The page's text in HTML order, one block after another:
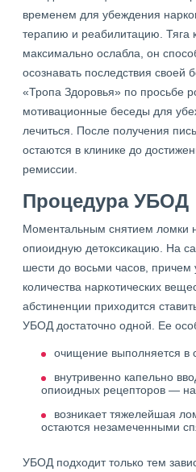
временем для убеждения
терапию и реабилитацию. Тяга
максимально ослабла, он
осознавать последствия своей
«Тропа Здоровья» по просьбе
мотивационные беседы для
лечиться. После получения
остаются в клинике до
ремиссии.
Процедура УБОД
Моментальным снятием ломки
опиоидную детоксикацию. На
шести до восьми часов,
количества наркотических
абстиненции приходится
УБОД достаточно одной. Ее
очищение выполняется в
внутривенно капельно
опиоидных рецепторов —
возникает тяжелейшая
остаются незамеченными
УБОД подходит только тем